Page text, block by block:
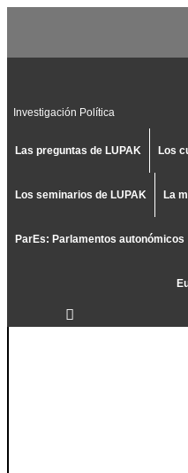
Investigación Política
Las preguntas de LUPAK Los
Los seminarios de LUPAK La
ParEs: Parlamentos autonómicos